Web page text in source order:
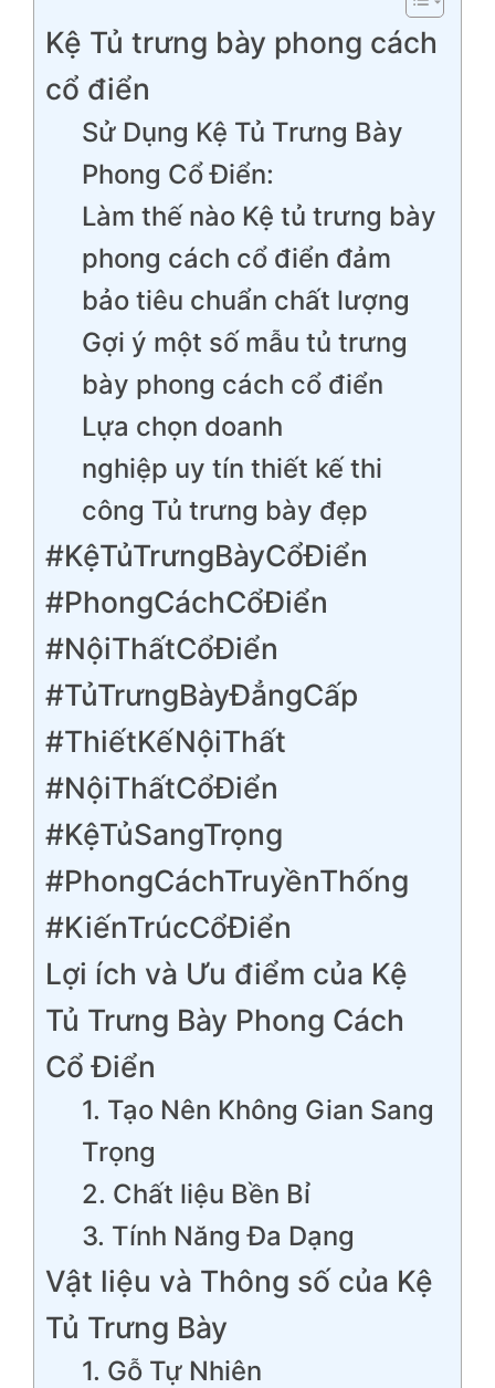
Kệ Tủ trưng bày phong cách
cổ điển
Sử Dụng Kệ Tủ Trưng Bày
Phong Cổ Điển:
Làm thế nào Kệ tủ trưng bày
phong cách cổ điển đảm
bảo tiêu chuẩn chất lượng
Gợi ý một số mẫu tủ trưng
bày phong cách cổ điển
Lựa chọn doanh
nghiệp uy tín thiết kế thi
công Tủ trưng bày đẹp
#KệTủTrưngBàyCổĐiển
#PhongCáchCổĐiển
#NộiThấtCổĐiển
#TủTrưngBàyĐẳngCấp
#ThiếtKếNộiThất
#NộiThấtCổĐiển
#KệTủSangTrọng
#PhongCáchTruyềnThống
#KiếnTrúcCổĐiển
Lợi ích và Ưu điểm của Kệ
Tủ Trưng Bày Phong Cách
Cổ Điển
1. Tạo Nên Không Gian Sang
Trọng
2. Chất liệu Bền Bỉ
3. Tính Năng Đa Dạng
Vật liệu và Thông số của Kệ
Tủ Trưng Bày
1. Gỗ Tự Nhiên